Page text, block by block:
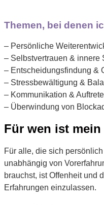
Themen, bei denen
– Persönliche
– Selbstvertrauen & innere
– Entscheidungsfindung &
– Stressbewältigung &
– Kommunikation &
– Überwindung von
Für wen ist
Für alle, die sich
unabhängig von
brauchst, ist Offenheit und
Erfahrungen einzulassen.